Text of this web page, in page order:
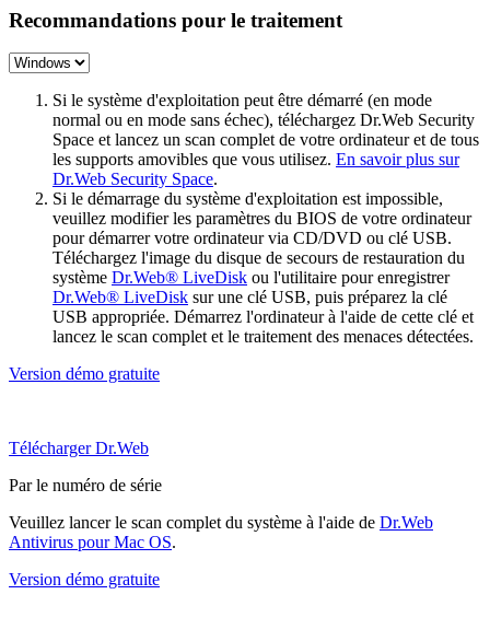
Recommandations pour le traitement
Si le système d'exploitation peut être démarré (en mode
normal ou en mode sans échec), téléchargez Dr.Web Security
Space et lancez un scan complet de votre ordinateur et de tous
les supports amovibles que vous utilisez. En savoir plus sur
Dr.Web Security Space.
Si le démarrage du système d'exploitation est impossible,
veuillez modifier les paramètres du BIOS de votre ordinateur
pour démarrer votre ordinateur via CD/DVD ou clé USB.
Téléchargez l'image du disque de secours de restauration du
système Dr.Web® LiveDisk ou l'utilitaire pour enregistrer
Dr.Web® LiveDisk sur une clé USB, puis préparez la clé
USB appropriée. Démarrez l'ordinateur à l'aide de cette clé et
lancez le scan complet et le traitement des menaces détectées.
Version démo gratuite
Télécharger Dr.Web
Par le numéro de série
Veuillez lancer le scan complet du système à l'aide de Dr.Web
Antivirus pour Mac OS.
Version démo gratuite